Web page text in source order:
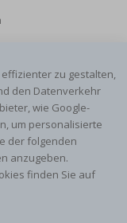
zu gestalten,
den Datenverkehr
wie Google-
um personalisierte
der folgenden
anzugeben.
finden Sie auf